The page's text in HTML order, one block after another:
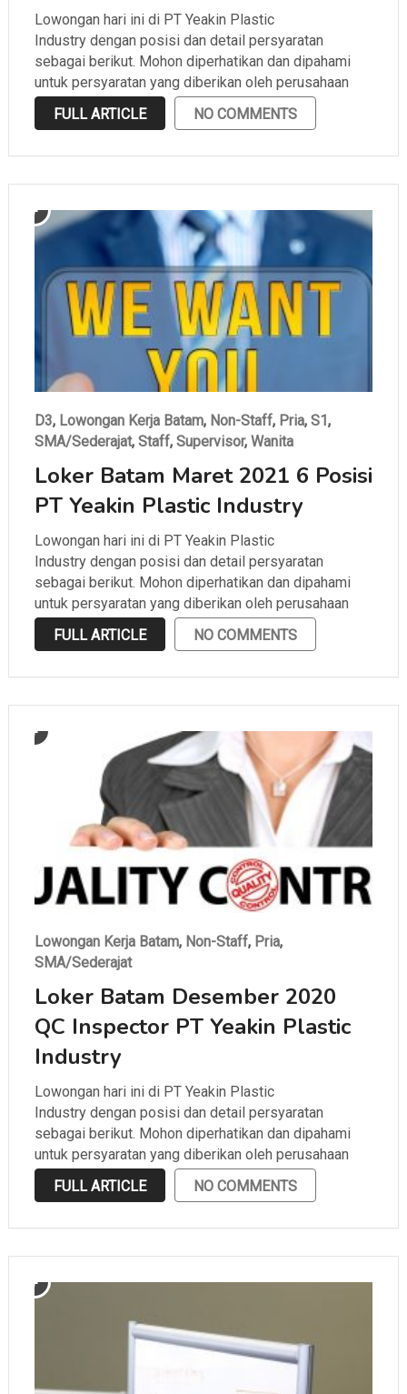
Lowongan hari ini di PT Yeakin Plastic
Industry dengan posisi dan detail persyaratan
sebagai berikut. Mohon diperhatikan dan dipahami
untuk persyaratan yang diberikan oleh perusahaan
sebelum melamar.
FULL ARTICLE NO COMMENTS
D3, Lowongan Kerja Batam, Non-Staff, Pria, S1,
SMA/Sederajat, Staff, Supervisor, Wanita
Loker Batam Maret 2021 6 Posisi
PT Yeakin Plastic Industry
Lowongan hari ini di PT Yeakin Plastic
Industry dengan posisi dan detail persyaratan
sebagai berikut. Mohon diperhatikan dan dipahami
untuk persyaratan yang diberikan oleh perusahaan
sebelum melamar.
FULL ARTICLE NO COMMENTS
Lowongan Kerja Batam, Non-Staff, Pria,
SMA/Sederajat
Loker Batam Desember 2020
QC Inspector PT Yeakin Plastic
Industry
Lowongan hari ini di PT Yeakin Plastic
Industry dengan posisi dan detail persyaratan
sebagai berikut. Mohon diperhatikan dan dipahami
untuk persyaratan yang diberikan oleh perusahaan
sebelum melamar.
FULL ARTICLE NO COMMENTS